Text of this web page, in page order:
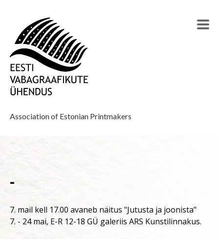
Association of Estonian Printmakers
-
7. mail kell 17.00 avaneb näitus "Jutusta ja joonista"
7. - 24 mai, E-R 12-18 GÜ galeriis ARS Kunstilinnakus.